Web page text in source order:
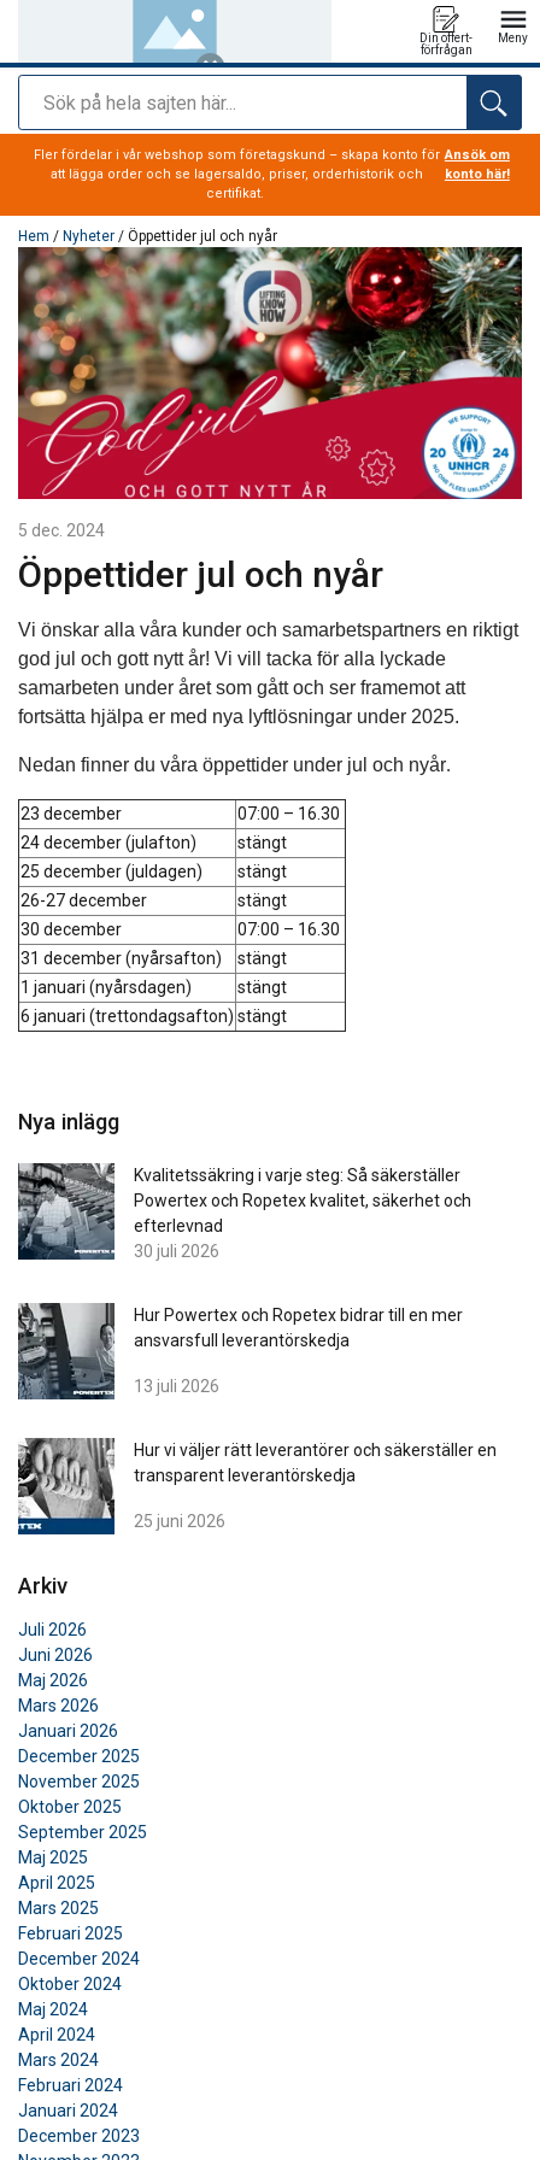
Sök
Din offert-
förfrågan
Meny
tillagd i varukorg
Fler fördelar i vår webshop som företagskund – skapa konto för
att lägga order och se lagersaldo, priser, orderhistorik och
certifikat.
Ansök om
konto här!
Hem / Nyheter / Öppettider jul och nyår
5 dec. 2024
Öppettider jul och nyår
Vi önskar alla våra kunder och samarbetspartners en riktigt
god jul och gott nytt år! Vi vill tacka för alla lyckade
samarbeten under året som gått och ser framemot att
fortsätta hjälpa er med nya lyftlösningar under 2025.
Nedan finner du våra öppettider under jul och nyår.
23 december
07:00 – 16.30
24 december (julafton)
stängt
25 december (juldagen)
stängt
26-27 december
stängt
30 december
07:00 – 16.30
31 december (nyårsafton)
stängt
1 januari (nyårsdagen)
stängt
6 januari (trettondagsafton) stängt
Nya inlägg
Kvalitetssäkring i varje steg: Så säkerställer
Powertex och Ropetex kvalitet, säkerhet och
efterlevnad
30 juli 2026
Hur Powertex och Ropetex bidrar till en mer
ansvarsfull leverantörskedja
13 juli 2026
Hur vi väljer rätt leverantörer och säkerställer en
transparent leverantörskedja
25 juni 2026
Arkiv
Juli 2026
Juni 2026
Maj 2026
Mars 2026
Januari 2026
December 2025
November 2025
Oktober 2025
September 2025
Maj 2025
April 2025
Mars 2025
Februari 2025
December 2024
Oktober 2024
Maj 2024
April 2024
Mars 2024
Februari 2024
Januari 2024
December 2023